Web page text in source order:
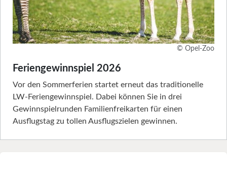
© Opel-Zoo
Feriengewinnspiel 2026
Vor den Sommerferien startet erneut das traditionelle
LW-Feriengewinnspiel. Dabei können Sie in drei
Gewinnspielrunden Familienfreikarten für einen
Ausflugstag zu tollen Ausflugszielen gewinnen.